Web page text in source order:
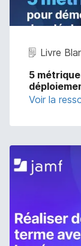
Livre
5
Voir la